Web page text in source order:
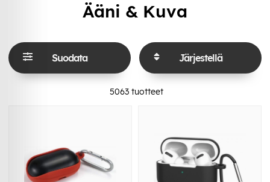
Ääni & Kuva
Suodata Järjestellä
5063tuotteet